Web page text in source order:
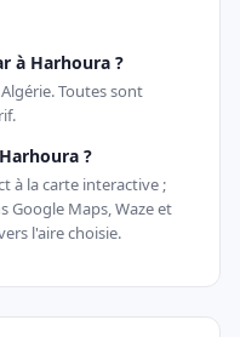
à Harhoura ?
Toutes sont
?
à la carte interactive ;
Google Maps, Waze et
l'aire choisie.